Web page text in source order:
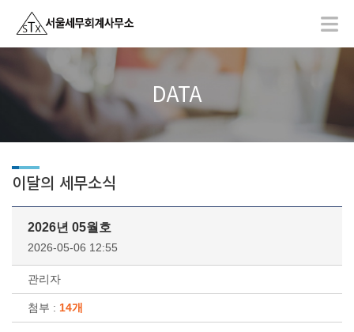
DATA
이달의 세무소식
2026년 05월호
2026-05-06 12:55
관리자
첨부 : 14개